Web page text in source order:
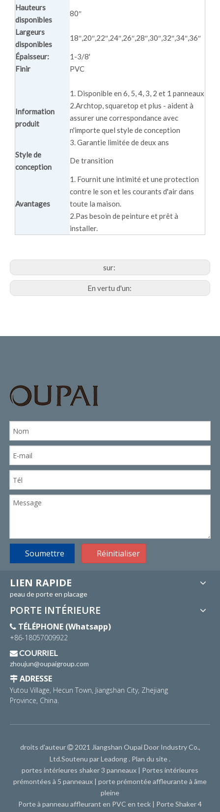
Hauteurs
disponibles
80″
Largeurs
disponibles
18″,20″,22″,24″,26″,28″,30″,32″,34″,36″
Épaisseur:
1-3/8'
Finir
PVC
Information
produit
1. Disponible en 6, 5, 4, 3, 2 et 1 panneaux
2.Archtop, squaretop et plus - aident à
assurer une correspondance avec
n'importe quel style de conception
3. Garantie limitée de deux ans
Style de
conception
De transition
Avantages
1. Fournit une intimité et une protection
contre le son et les courants d'air dans
toute la maison.
2.Pas besoin de peinture et prêt à
installer.
sur:
En vertu d'un:
Soumettre Réinitialiser
LIEN RAPIDE
peau de porte en placage
PORTE INTÉRIEURE
 TÉLÉPHONE (Whatsapp)
+86-18057009922
COURRIEL
zhoujun@oupaigroup.com
 ADRESSE
Yutou Village, Hecun Town, Jiangshan City, Zhejiang
Province, China.
droits d'auteur 2021 Jiangshan Oupai Door Industry Co.,
Ltd.Soutenu parLeadong . Plan du site .
portes intérieures shaker 3 panneaux | Portes intérieures
prémontées à 5 panneaux | porte prémontée affleurante à âme
pleine
Porte à panneau affleurant en PVC en teck | Porte Shaker 4